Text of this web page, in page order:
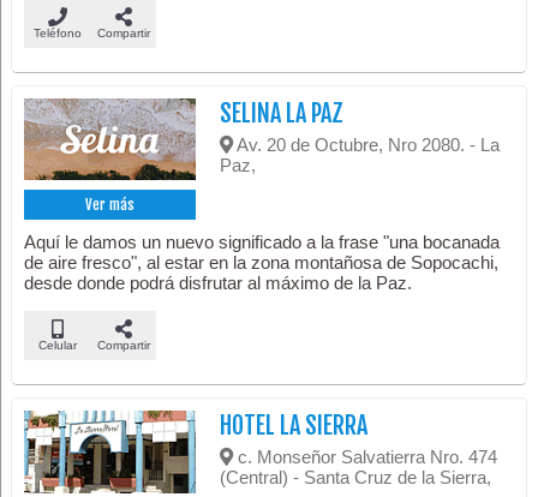
Teléfono Compartir
Ver más
SELINA LA PAZ
Av. 20 de Octubre, Nro 2080. - La
Paz,
Aquí le damos un nuevo significado a la frase "una bocanada
de aire fresco", al estar en la zona montañosa de Sopocachi,
desde donde podrá disfrutar al máximo de la Paz.
Celular Compartir
HOTEL LA SIERRA
c. Monseñor Salvatierra Nro. 474
(Central) - Santa Cruz de la Sierra,